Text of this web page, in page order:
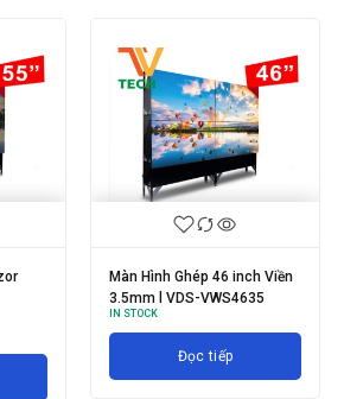
inch Viền
Mua Màn Hình Ghép 46 inch
Viền 3.5mm l VDS-
VWS4635-F
IN STOCK
Đọc tiếp